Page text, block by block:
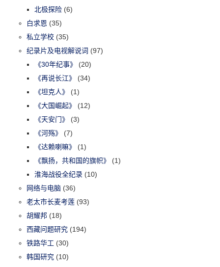
北极探险 (6)
白求恩 (35)
私立学校 (35)
纪录片及电视解说词 (97)
《30年纪事》
(20)
《再说长江》
(34)
《坦克人》
(1)
《大国崛起》
(12)
《天安门》
(3)
《河殇》
(7)
《达赖喇嘛》
(1)
《飘扬，共和国的旗帜》
(1)
淮海战役全纪录 (10)
网络与电脑 (36)
老太市长麦考莲 (93)
胡耀邦 (18)
西藏问题研究 (194)
铁路华工 (30)
韩国研究 (10)